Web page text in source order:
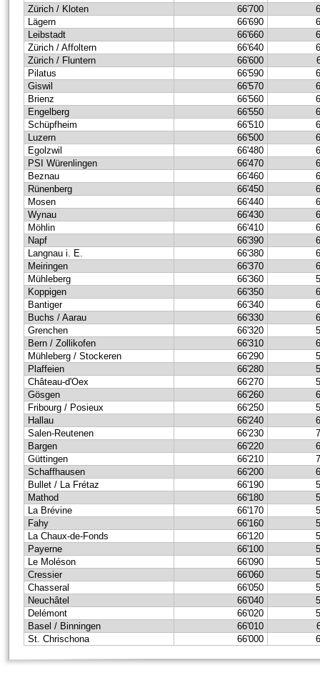
Zürich / Kloten
66'700
Lägern
66'690
Leibstadt
66'660
Zürich / Affoltern
66'640
Zürich / Fluntern
66'600
Pilatus
66'590
Giswil
66'570
Brienz
66'560
Engelberg
66'550
Schüpfheim
66'510
Luzern
66'500
Egolzwil
66'480
PSI Würenlingen
66'470
Beznau
66'460
Rünenberg
66'450
Mosen
66'440
Wynau
66'430
Möhlin
66'410
Napf
66'390
Langnau i. E.
66'380
Meiringen
66'370
Mühleberg
66'360
Koppigen
66'350
Bantiger
66'340
Buchs / Aarau
66'330
Grenchen
66'320
Bern / Zollikofen
66'310
Mühleberg / Stockeren
66'290
Plaffeien
66'280
Château-d'Oex
66'270
Gösgen
66'260
Fribourg / Posieux
66'250
Hallau
66'240
Salen-Reutenen
66'230
Bargen
66'220
Güttingen
66'210
Schaffhausen
66'200
Bullet / La Frétaz
66'190
Mathod
66'180
La Brévine
66'170
Fahy
66'160
La Chaux-de-Fonds
66'120
Payerne
66'100
Le Moléson
66'090
Cressier
66'060
Chasseral
66'050
Neuchâtel
66'040
Delémont
66'020
Basel / Binningen
66'010
St. Chrischona
66'000